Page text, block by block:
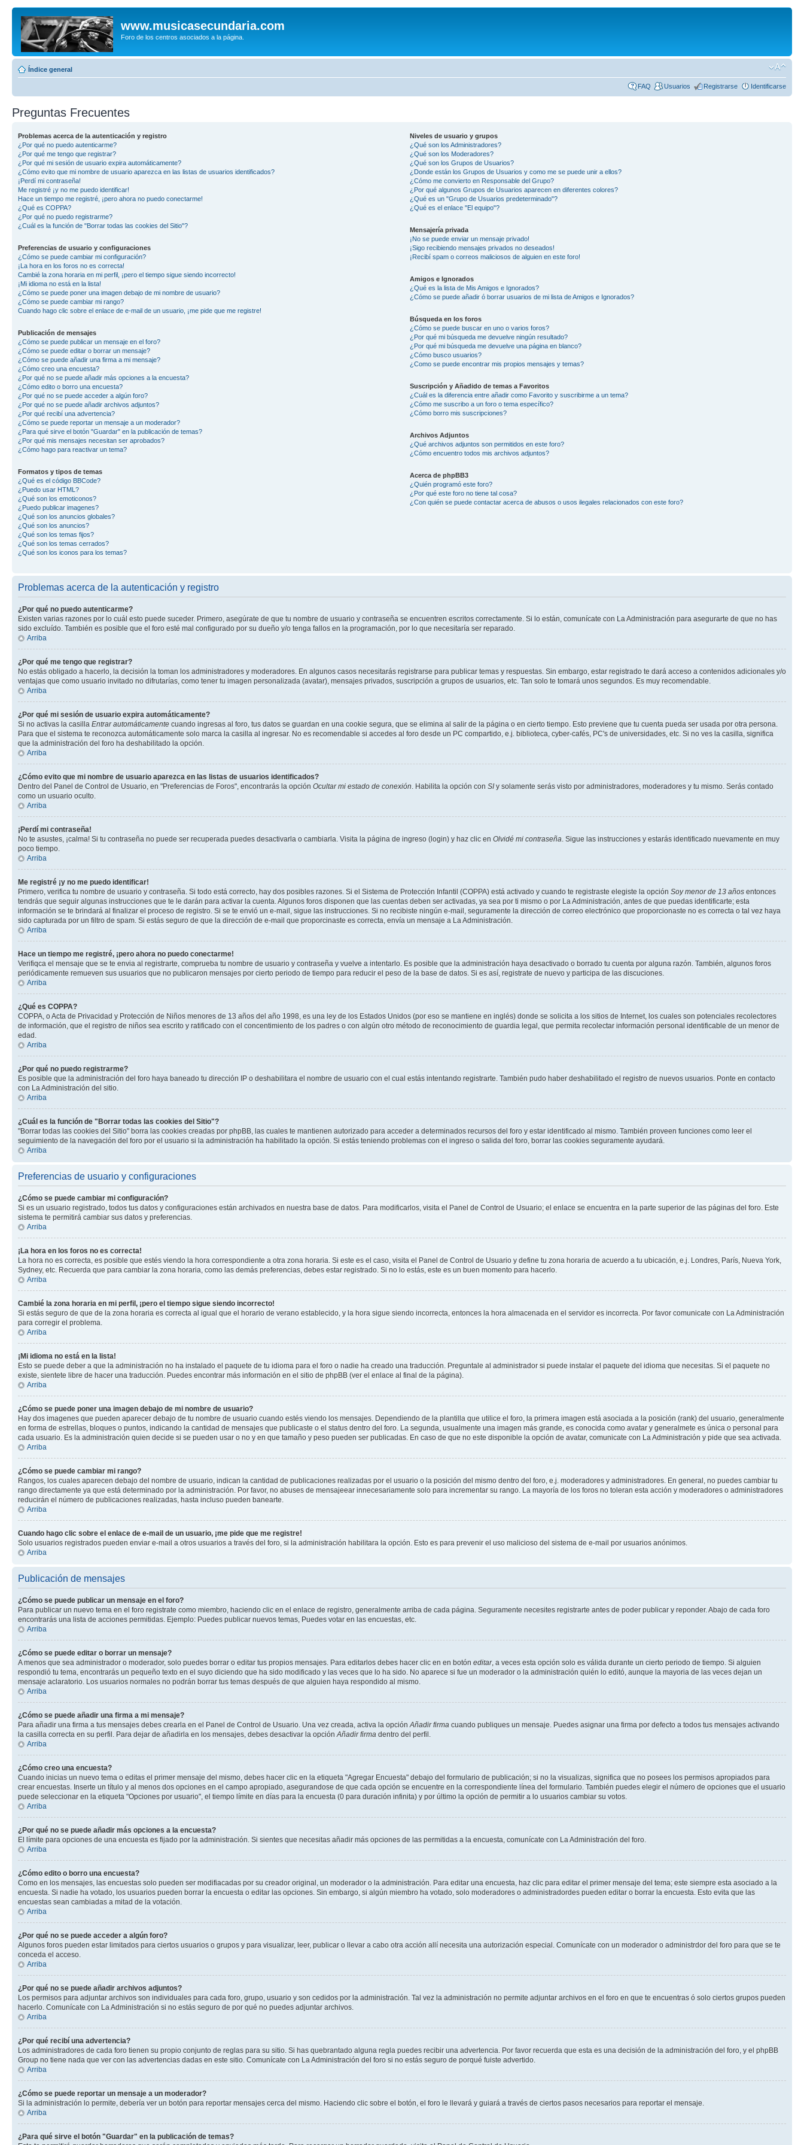
www.musicasecundaria.com
Foro de los centros asociados a la página.
Índice general
FAQ Usuarios Registrarse Identificarse
Preguntas Frecuentes
Problemas acerca de la autenticación y registro
¿Por qué no puedo autenticarme?
¿Por qué me tengo que registrar?
¿Por qué mi sesión de usuario expira automáticamente?
¿Cómo evito que mi nombre de usuario aparezca en las listas de usuarios identificados?
¡Perdí mi contraseña!
Me registré ¡y no me puedo identificar!
Hace un tiempo me registré, ¡pero ahora no puedo conectarme!
¿Qué es COPPA?
¿Por qué no puedo registrarme?
¿Cuál es la función de "Borrar todas las cookies del Sitio"?
Preferencias de usuario y configuraciones
¿Cómo se puede cambiar mi configuración?
¡La hora en los foros no es correcta!
Cambié la zona horaria en mi perfil, ¡pero el tiempo sigue siendo incorrecto!
¡Mi idioma no está en la lista!
¿Cómo se puede poner una imagen debajo de mi nombre de usuario?
¿Cómo se puede cambiar mi rango?
Cuando hago clic sobre el enlace de e-mail de un usuario, ¡me pide que me registre!
Publicación de mensajes
¿Cómo se puede publicar un mensaje en el foro?
¿Cómo se puede editar o borrar un mensaje?
¿Cómo se puede añadir una firma a mi mensaje?
¿Cómo creo una encuesta?
¿Por qué no se puede añadir más opciones a la encuesta?
¿Cómo edito o borro una encuesta?
¿Por qué no se puede acceder a algún foro?
¿Por qué no se puede añadir archivos adjuntos?
¿Por qué recibí una advertencia?
¿Cómo se puede reportar un mensaje a un moderador?
¿Para qué sirve el botón "Guardar" en la publicación de temas?
¿Por qué mis mensajes necesitan ser aprobados?
¿Cómo hago para reactivar un tema?
Formatos y tipos de temas
¿Qué es el código BBCode?
¿Puedo usar HTML?
¿Qué son los emoticonos?
¿Puedo publicar imagenes?
¿Qué son los anuncios globales?
¿Qué son los anuncios?
¿Qué son los temas fijos?
¿Qué son los temas cerrados?
¿Qué son los iconos para los temas?
Niveles de usuario y grupos
¿Qué son los Administradores?
¿Qué son los Moderadores?
¿Qué son los Grupos de Usuarios?
¿Donde están los Grupos de Usuarios y como me se puede unir a ellos?
¿Cómo me convierto en Responsable del Grupo?
¿Por qué algunos Grupos de Usuarios aparecen en diferentes colores?
¿Qué es un "Grupo de Usuarios predeterminado"?
¿Qué es el enlace "El equipo"?
Mensajería privada
¡No se puede enviar un mensaje privado!
¡Sigo recibiendo mensajes privados no deseados!
¡Recibí spam o correos maliciosos de alguien en este foro!
Amigos e Ignorados
¿Qué es la lista de Mis Amigos e Ignorados?
¿Cómo se puede añadir ó borrar usuarios de mi lista de Amigos e Ignorados?
Búsqueda en los foros
¿Cómo se puede buscar en uno o varios foros?
¿Por qué mi búsqueda me devuelve ningún resultado?
¿Por qué mi búsqueda me devuelve una página en blanco?
¿Cómo busco usuarios?
¿Como se puede encontrar mis propios mensajes y temas?
Suscripción y Añadido de temas a Favoritos
¿Cuál es la diferencia entre añadir como Favorito y suscribirme a un tema?
¿Cómo me suscribo a un foro o tema específico?
¿Cómo borro mis suscripciones?
Archivos Adjuntos
¿Qué archivos adjuntos son permitidos en este foro?
¿Cómo encuentro todos mis archivos adjuntos?
Acerca de phpBB3
¿Quién programó este foro?
¿Por qué este foro no tiene tal cosa?
¿Con quién se puede contactar acerca de abusos o usos ilegales relacionados con este foro?
Problemas acerca de la autenticación y registro
¿Por qué no puedo autenticarme?
Existen varias razones por lo cuál esto puede suceder. Primero, asegúrate de que tu nombre de usuario y contraseña se encuentren escritos correctamente. Si lo están, comunícate con La Administración para asegurarte de que no has
sido excluído. También es posible que el foro esté mal configurado por su dueño y/o tenga fallos en la programación, por lo que necesitaría ser reparado.
Arriba
¿Por qué me tengo que registrar?
No estás obligado a hacerlo, la decisión la toman los administradores y moderadores. En algunos casos necesitarás registrarse para publicar temas y respuestas. Sin embargo, estar registrado te dará acceso a contenidos adicionales y/o
ventajas que como usuario invitado no difrutarías, como tener tu imagen personalizada (avatar), mensajes privados, suscripción a grupos de usuarios, etc. Tan solo te tomará unos segundos. Es muy recomendable.
Arriba
¿Por qué mi sesión de usuario expira automáticamente?
Si no activas la casilla Entrar automáticamente cuando ingresas al foro, tus datos se guardan en una cookie segura, que se elimina al salir de la página o en cierto tiempo. Esto previene que tu cuenta pueda ser usada por otra persona.
Para que el sistema te reconozca automáticamente solo marca la casilla al ingresar. No es recomendable si accedes al foro desde un PC compartido, e.j. biblioteca, cyber-cafés, PC's de universidades, etc. Si no ves la casilla, significa
que la administración del foro ha deshabilitado la opción.
Arriba
¿Cómo evito que mi nombre de usuario aparezca en las listas de usuarios identificados?
Dentro del Panel de Control de Usuario, en "Preferencias de Foros", encontrarás la opción Ocultar mi estado de conexión. Habilita la opción con SI y solamente serás visto por administradores, moderadores y tu mismo. Serás contado
como un usuario oculto.
Arriba
¡Perdí mi contraseña!
No te asustes, ¡calma! Si tu contraseña no puede ser recuperada puedes desactivarla o cambiarla. Visita la página de ingreso (login) y haz clic en Olvidé mi contraseña. Sigue las instrucciones y estarás identificado nuevamente en muy
poco tiempo.
Arriba
Me registré ¡y no me puedo identificar!
Primero, verifica tu nombre de usuario y contraseña. Si todo está correcto, hay dos posibles razones. Si el Sistema de Protección Infantil (COPPA) está activado y cuando te registraste elegiste la opción Soy menor de 13 años entonces
tendrás que seguir algunas instrucciones que te le darán para activar la cuenta. Algunos foros disponen que las cuentas deben ser activadas, ya sea por ti mismo o por La Administración, antes de que puedas identificarte; esta
información se te brindará al finalizar el proceso de registro. Si se te envió un e-mail, sigue las instrucciones. Si no recibiste ningún e-mail, seguramente la dirección de correo electrónico que proporcionaste no es correcta o tal vez haya
sido capturada por un filtro de spam. Si estás seguro de que la dirección de e-mail que proporcinaste es correcta, envía un mensaje a La Administración.
Arriba
Hace un tiempo me registré, ¡pero ahora no puedo conectarme!
Verifiqca el mensaje que se te envia al registrarte, comprueba tu nombre de usuario y contraseña y vuelve a intentarlo. Es posible que la administración haya desactivado o borrado tu cuenta por alguna razón. También, algunos foros
periódicamente remueven sus usuarios que no publicaron mensajes por cierto periodo de tiempo para reducir el peso de la base de datos. Si es así, registrate de nuevo y participa de las discuciones.
Arriba
¿Qué es COPPA?
COPPA, o Acta de Privacidad y Protección de Niños menores de 13 años del año 1998, es una ley de los Estados Unidos (por eso se mantiene en inglés) donde se solicita a los sitios de Internet, los cuales son potenciales recolectores
de información, que el registro de niños sea escrito y ratificado con el concentimiento de los padres o con algún otro método de reconocimiento de guardia legal, que permita recolectar información personal identificable de un menor de
edad.
Arriba
¿Por qué no puedo registrarme?
Es posible que la administración del foro haya baneado tu dirección IP o deshabilitara el nombre de usuario con el cual estás intentando registrarte. También pudo haber deshabilitado el registro de nuevos usuarios. Ponte en contacto
con La Administración del sitio.
Arriba
¿Cuál es la función de "Borrar todas las cookies del Sitio"?
"Borrar todas las cookies del Sitio" borra las cookies creadas por phpBB, las cuales te mantienen autorizado para acceder a determinados recursos del foro y estar identificado al mismo. También proveen funciones como leer el
seguimiento de la navegación del foro por el usuario si la administración ha habilitado la opción. Si estás teniendo problemas con el ingreso o salida del foro, borrar las cookies seguramente ayudará.
Arriba
Preferencias de usuario y configuraciones
¿Cómo se puede cambiar mi configuración?
Si es un usuario registrado, todos tus datos y configuraciones están archivados en nuestra base de datos. Para modificarlos, visita el Panel de Control de Usuario; el enlace se encuentra en la parte superior de las páginas del foro. Este
sistema te permitirá cambiar sus datos y preferencias.
Arriba
¡La hora en los foros no es correcta!
La hora no es correcta, es posible que estés viendo la hora correspondiente a otra zona horaria. Si este es el caso, visita el Panel de Control de Usuario y define tu zona horaria de acuerdo a tu ubicación, e.j. Londres, París, Nueva York,
Sydney, etc. Recuerda que para cambiar la zona horaria, como las demás preferencias, debes estar registrado. Si no lo estás, este es un buen momento para hacerlo.
Arriba
Cambié la zona horaria en mi perfil, ¡pero el tiempo sigue siendo incorrecto!
Si estás seguro de que de la zona horaria es correcta al igual que el horario de verano establecido, y la hora sigue siendo incorrecta, entonces la hora almacenada en el servidor es incorrecta. Por favor comunicate con La Administración
para corregir el problema.
Arriba
¡Mi idioma no está en la lista!
Esto se puede deber a que la administración no ha instalado el paquete de tu idioma para el foro o nadie ha creado una traducción. Preguntale al administrador si puede instalar el paquete del idioma que necesitas. Si el paquete no
existe, sientete libre de hacer una traducción. Puedes encontrar más información en el sitio de phpBB (ver el enlace al final de la página).
Arriba
¿Cómo se puede poner una imagen debajo de mi nombre de usuario?
Hay dos imagenes que pueden aparecer debajo de tu nombre de usuario cuando estés viendo los mensajes. Dependiendo de la plantilla que utilice el foro, la primera imagen está asociada a la posición (rank) del usuario, generalmente
en forma de estrellas, bloques o puntos, indicando la cantidad de mensajes que publicaste o el status dentro del foro. La segunda, usualmente una imagen más grande, es conocida como avatar y generalmete es única o personal para
cada usuario. Es la administración quien decide si se pueden usar o no y en que tamaño y peso pueden ser publicadas. En caso de que no este disponible la opción de avatar, comunicate con La Administración y pide que sea activada.
Arriba
¿Cómo se puede cambiar mi rango?
Rangos, los cuales aparecen debajo del nombre de usuario, indican la cantidad de publicaciones realizadas por el usuario o la posición del mismo dentro del foro, e.j. moderadores y administradores. En general, no puedes cambiar tu
rango directamente ya que está determinado por la administración. Por favor, no abuses de mensajeear innecesariamente solo para incrementar su rango. La mayoría de los foros no toleran esta acción y moderadores o administradores
reducirán el número de publicaciones realizadas, hasta incluso pueden banearte.
Arriba
Cuando hago clic sobre el enlace de e-mail de un usuario, ¡me pide que me registre!
Solo usuarios registrados pueden enviar e-mail a otros usuarios a través del foro, si la administración habilitara la opción. Esto es para prevenir el uso malicioso del sistema de e-mail por usuarios anónimos.
Arriba
Publicación de mensajes
¿Cómo se puede publicar un mensaje en el foro?
Para publicar un nuevo tema en el foro registrate como miembro, haciendo clic en el enlace de registro, generalmente arriba de cada página. Seguramente necesites registrarte antes de poder publicar y reponder. Abajo de cada foro
encontrarás una lista de acciones permitidas. Ejemplo: Puedes publicar nuevos temas, Puedes votar en las encuestas, etc.
Arriba
¿Cómo se puede editar o borrar un mensaje?
A menos que sea administrador o moderador, solo puedes borrar o editar tus propios mensajes. Para editarlos debes hacer clic en en botón editar, a veces esta opción solo es válida durante un cierto periodo de tiempo. Si alguien
respondió tu tema, encontrarás un pequeño texto en el suyo diciendo que ha sido modificado y las veces que lo ha sido. No aparece si fue un moderador o la administración quién lo editó, aunque la mayoria de las veces dejan un
mensaje aclaratorio. Los usuarios normales no podrán borrar tus temas después de que alguien haya respondido al mismo.
Arriba
¿Cómo se puede añadir una firma a mi mensaje?
Para añadir una firma a tus mensajes debes crearla en el Panel de Control de Usuario. Una vez creada, activa la opciónAñadir firma cuando publiques un mensaje. Puedes asignar una firma por defecto a todos tus mensajes activando
la casilla correcta en su perfil. Para dejar de añadirla en los mensajes, debes desactivar la opciónAñadir firma dentro del perfil.
Arriba
¿Cómo creo una encuesta?
Cuando inicias un nuevo tema o editas el primer mensaje del mismo, debes hacer clic en la etiqueta "Agregar Encuesta" debajo del formulario de publicación; si no la visualizas, significa que no posees los permisos apropiados para
crear encuestas. Inserte un título y al menos dos opciones en el campo apropiado, asegurandose de que cada opción se encuentre en la correspondiente línea del formulario. También puedes elegir el número de opciones que el usuario
puede seleccionar en la etiqueta "Opciones por usuario", el tiempo límite en días para la encuesta (0 para duración infinita) y por último la opción de permitir a lo usuarios cambiar su votos.
Arriba
¿Por qué no se puede añadir más opciones a la encuesta?
El límite para opciones de una encuesta es fijado por la administración. Si sientes que necesitas añadir más opciones de las permitidas a la encuesta, comunícate con La Administración del foro.
Arriba
¿Cómo edito o borro una encuesta?
Como en los mensajes, las encuestas solo pueden ser modifiacadas por su creador original, un moderador o la administración. Para editar una encuesta, haz clic para editar el primer mensaje del tema; este siempre esta asociado a la
encuesta. Si nadie ha votado, los usuarios pueden borrar la encuesta o editar las opciones. Sin embargo, si algún miembro ha votado, solo moderadores o administradordes pueden editar o borrar la encuesta. Esto evita que las
encuestas sean cambiadas a mitad de la votación.
Arriba
¿Por qué no se puede acceder a algún foro?
Algunos foros pueden estar limitados para ciertos usuarios o grupos y para visualizar, leer, publicar o llevar a cabo otra acción allí necesita una autorización especial. Comunícate con un moderador o administrdor del foro para que se te
conceda el acceso.
Arriba
¿Por qué no se puede añadir archivos adjuntos?
Los permisos para adjuntar archivos son individuales para cada foro, grupo, usuario y son cedidos por la administración. Tal vez la administración no permite adjuntar archivos en el foro en que te encuentras ó solo ciertos grupos pueden
hacerlo. Comunícate con La Administración si no estás seguro de por qué no puedes adjuntar archivos.
Arriba
¿Por qué recibí una advertencia?
Los administradores de cada foro tienen su propio conjunto de reglas para su sitio. Si has quebrantado alguna regla puedes recibir una advertencia. Por favor recuerda que esta es una decisión de la administración del foro, y el phpBB
Group no tiene nada que ver con las advertencias dadas en este sitio. Comunícate con La Administración del foro si no estás seguro de porqué fuiste advertido.
Arriba
¿Cómo se puede reportar un mensaje a un moderador?
Si la administración lo permite, debería ver un botón para reportar mensajes cerca del mismo. Haciendo clic sobre el botón, el foro le llevará y guiará a través de ciertos pasos necesarios para reportar el mensaje.
Arriba
¿Para qué sirve el botón "Guardar" en la publicación de temas?